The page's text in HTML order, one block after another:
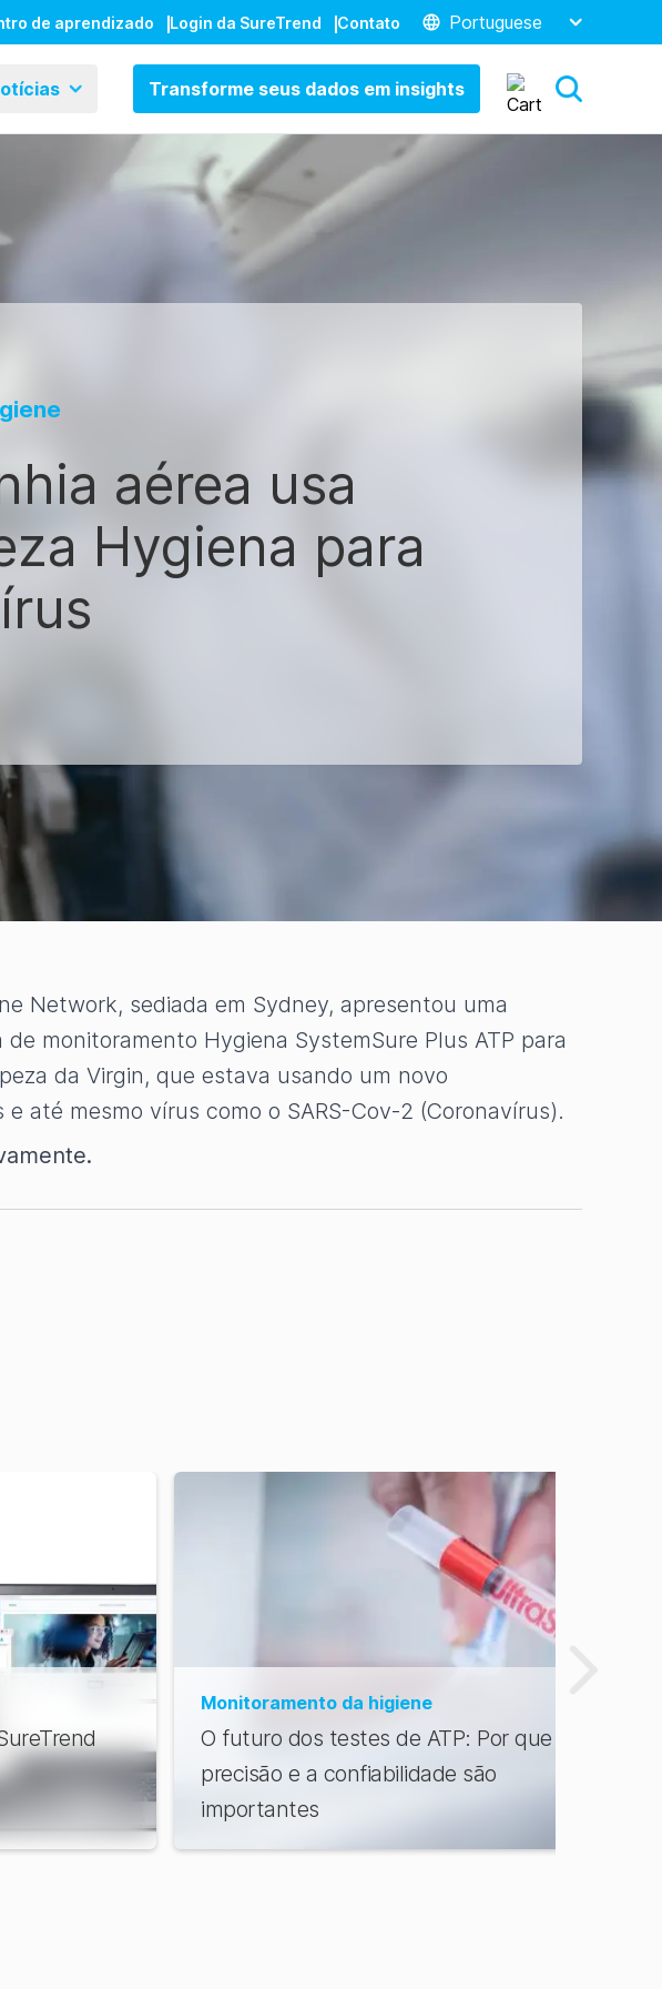
de aprendizado Login da SureTrend Contato Portuguese
Transforme seus dados em insights
aérea usa
Hygiena para
Network, sediada em Sydney, apresentou uma
monitoramento Hygiena SystemSure Plus ATP para
da Virgin, que estava usando um novo
até mesmo vírus como o SARS-Cov-2 (Coronavírus).
Monitoramento da higiene
O futuro dos testes de ATP: Por que a
precisão e a confiabilidade são
importantes